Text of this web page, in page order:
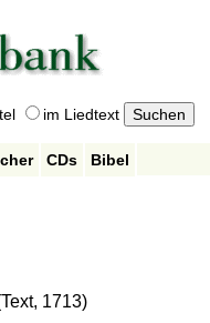
im Liedtext
CDs
Bibel
1713)